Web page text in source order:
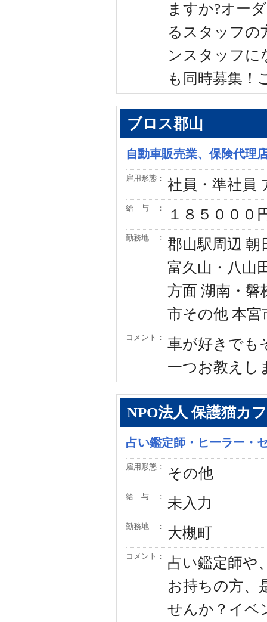
ますか?オー
るスタッフの
ンスタッフ
も同時募集
ブロス郡山
自動車販売業、保険代理
雇用形態： 社員・準社員
給 与 ： １８５０００
勤務地 ：
郡山駅周辺 朝
富久山・八山
方面 湖南・磐
市その他 本宮
コメント：
車が好きでも
一つお教えし
NPO法人 保護猫カ
占い鑑定師・ヒーラー・
雇用形態： その他
給 与 ： 未入力
勤務地 ： 大槻町
コメント：
占い鑑定師や
お持ちの方、
せんか？イベ